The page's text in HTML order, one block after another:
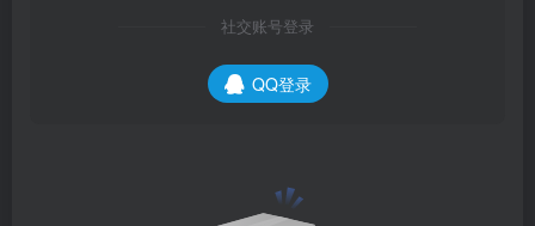
社交账号登录
QQ登录